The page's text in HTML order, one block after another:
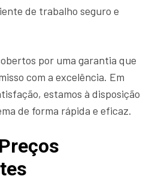
de trabalho seguro e
por uma garantia que
com a excelência. Em
estamos à disposição
de forma rápida e eficaz.